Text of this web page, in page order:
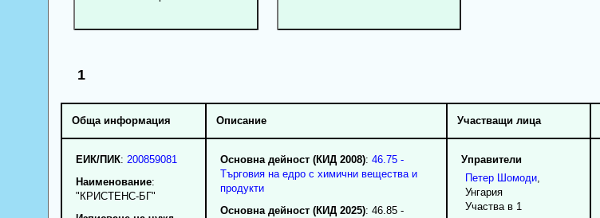
1
Обща информация Описание Участващи лица
ЕИК/ПИК: 200859081
Наименование:
"КРИСТЕНС-БГ"
Основна дейност (КИД 2008): 46.75 -
Търговия на едро с химични вещества и
продукти
Основна дейност (КИД 2025): 46.85 -
Управители
Петер Шомоди,
Унгария
Участва в 1